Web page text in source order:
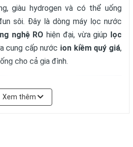
giàu hydrogen và có thể uống
sôi. Đây là dòng máy lọc nước
nghệ RO hiện đại, vừa giúp lọc
cung cấp nước ion kiềm quý giá,
cho cả gia đình.
Xem thêm